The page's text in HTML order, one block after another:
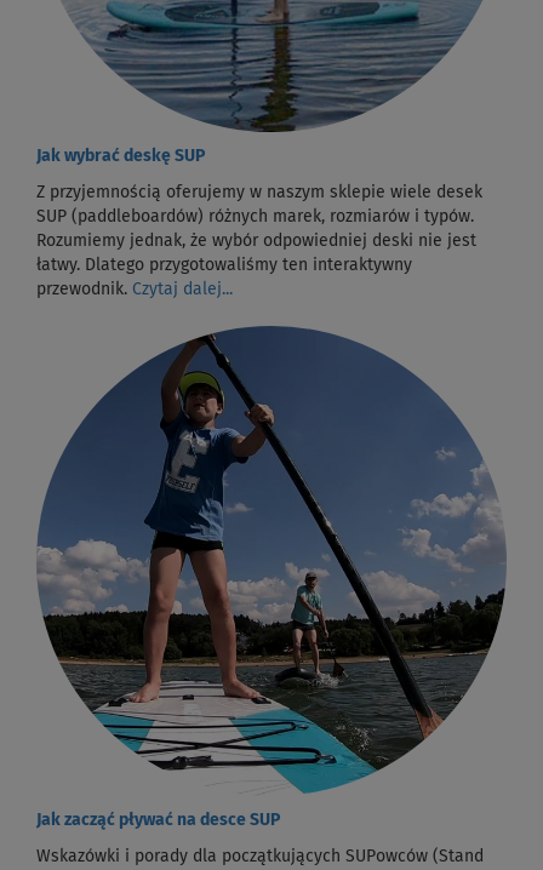
Jak wybrać deskę SUP
Z przyjemnością oferujemy w naszym sklepie wiele desek
SUP (paddleboardów) różnych marek, rozmiarów i typów.
Rozumiemy jednak, że wybór odpowiedniej deski nie jest
łatwy. Dlatego przygotowaliśmy ten interaktywny
przewodnik. Czytaj dalej...
Jak zacząć pływać na desce SUP
Wskazówki i porady dla początkujących SUPowców (Stand